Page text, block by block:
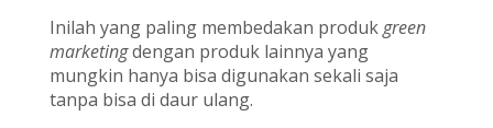
Inilah yang paling membedakan produkgreen
marketingdengan produk lainnya yang
mungkin hanya bisa digunakan sekali saja
tanpa bisa di daur ulang.